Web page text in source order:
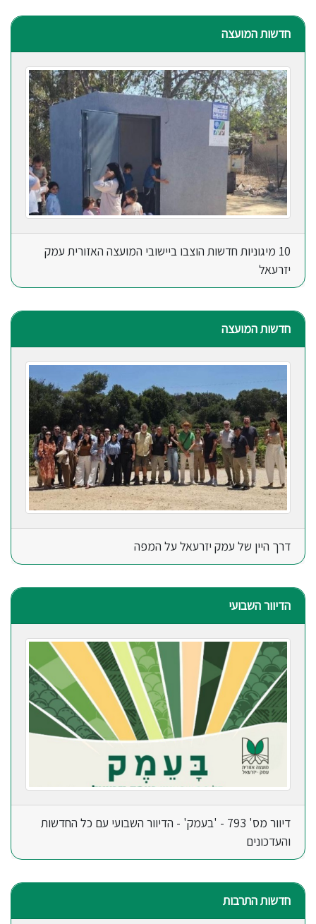
חדשות המועצה
10 מיגוניות חדשות הוצבו ביישובי המועצה האזורית עמק
יזרעאל
חדשות המועצה
דרך היין של עמק יזרעאל על המפה
הדיוור השבועי
דיוור מס' 793 - 'בעמק' - הדיוור השבועי עם כל החדשות
והעדכונים
חדשות התרבות